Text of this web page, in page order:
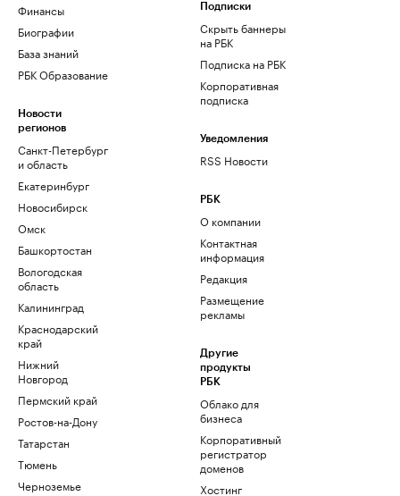
Финансы
Биографии
База знаний
РБК Образование
Новости
регионов
Санкт-Петербург
и область
Екатеринбург
Новосибирск
Омск
Башкортостан
Вологодская
область
Калининград
Краснодарский
край
Нижний
Новгород
Пермский край
Ростов-на-Дону
Татарстан
Тюмень
Черноземье
Подписки
Скрыть баннеры
на РБК
Подписка на РБК
Корпоративная
подписка
Уведомления
RSS Новости
РБК
О компании
Контактная
информация
Редакция
Размещение
рекламы
Другие
продукты
РБК
Облако для
бизнеса
Корпоративный
регистратор
доменов
Хостинг